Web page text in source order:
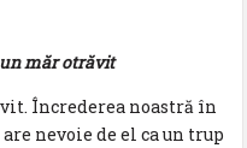
măr otrăvit
Încrederea noastră în
nevoie de el ca un trup